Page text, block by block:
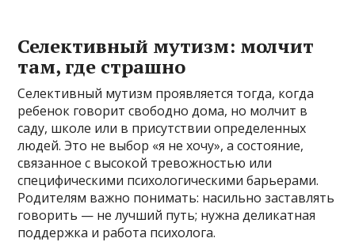
Селективный мутизм: молчит
там, где страшно
Селективный мутизм проявляется тогда, когда
ребенок говорит свободно дома, но молчит в
саду, школе или в присутствии определенных
людей. Это не выбор «я не хочу», а состояние,
связанное с высокой тревожностью или
специфическими психологическими барьерами.
Родителям важно понимать: насильно заставлять
говорить — не лучший путь; нужна деликатная
поддержка и работа психолога.